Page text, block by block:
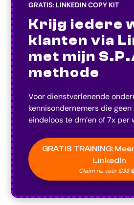
GRATIS: LINKEDIN COPY KIT
Krijg iedere
klanten via
met mijn
methode
Voor dienstverlenende
kennisondernemers die
eindeloos te dm’en of 7x per
GRATIS TRAINING:
LinkedIn
Claim nu voor€33